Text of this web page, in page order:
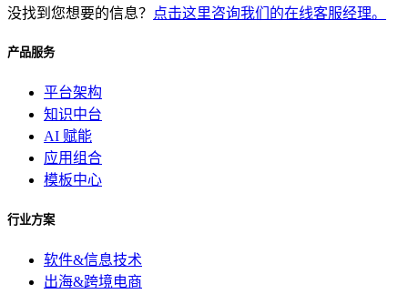
没找到您想要的信息？ 点击这里咨询我们的在线客服经理。
产品服务
平台架构
知识中台
AI 赋能
应用组合
模板中心
行业方案
软件&信息技术
出海&跨境电商